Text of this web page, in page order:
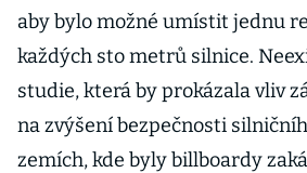
aby bylo možné umístit jednu
každých sto metrů silnice.
studie, která by prokázala vliv
na zvýšení bezpečnosti
zemích, kde byly billboardy